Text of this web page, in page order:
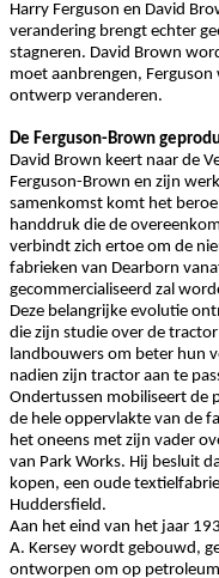
Harry Ferguson en David
verandering brengt echter
stagneren. David Brown
moet aanbrengen,
ontwerp veranderen.
De Ferguson-Brown
David Brown keert naar de
Ferguson-Brown en zijn
samenkomst komt het
handdruk die de
verbindt zich ertoe om de
fabrieken van Dearborn
gecommercialiseerd zal
Deze belangrijke evolutie
die zijn studie over de
landbouwers om beter hun
nadien zijn tractor aan te
Ondertussen mobiliseert de
de hele oppervlakte van de
het oneens met zijn vader
van Park Works. Hij besluit
kopen, een oude
Huddersfield.
Aan het eind van het jaar
A. Kersey wordt gebouwd,
ontworpen om op